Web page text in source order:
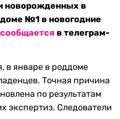
новорожденных в
№1 в новогодние
сообщается в телеграм-
в январе в роддоме
Точная причина
по результатам
экспертиз. Следователи